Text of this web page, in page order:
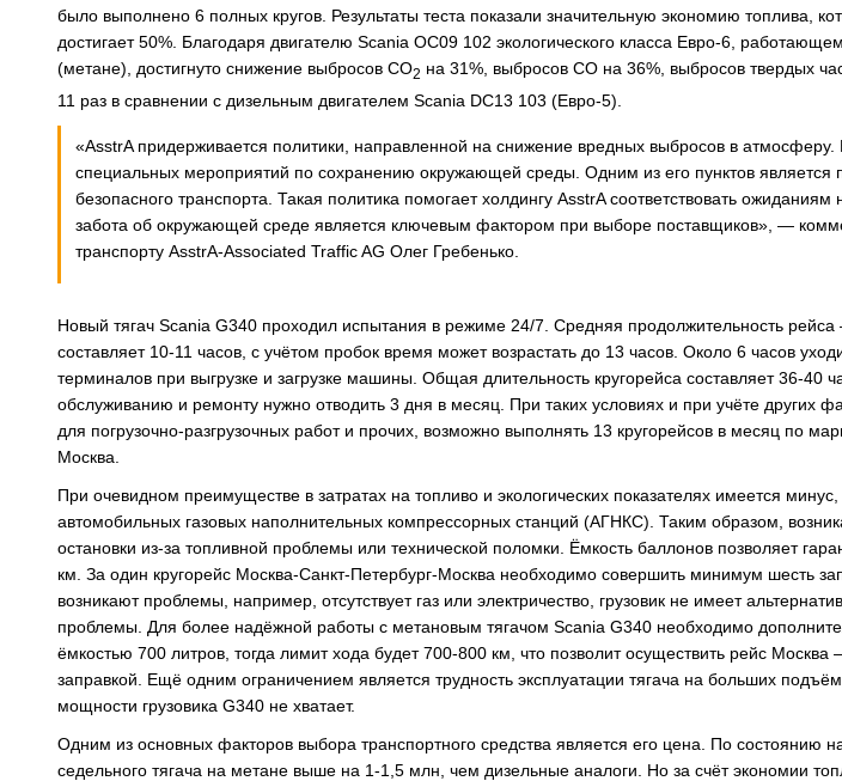
было выполнено 6 полных кругов. Результаты теста показали значительную экономию топлива,
достигает 50%. Благодаря двигателю Scania OC09 102 экологического класса Евро-6,
(метане), достигнуто снижение выбросов CO2 на 31%, выбросов СО на 36%, выбросов твердых
11 раз в сравнении с дизельным двигателем Scania DC13 103 (Евро-5).
«AsstrA придерживается политики, направленной на снижение вредных выбросов в атмосферу.
специальных мероприятий по сохранению окружающей среды. Одним из его пунктов является
безопасного транспорта. Такая политика помогает холдингу AsstrA соответствовать
забота об окружающей среде является ключевым фактором при выборе поставщиков», —
транспорту AsstrA-Associated Traffic AG Олег Гребенько.
Новый тягач Scania G340 проходил испытания в режиме 24/7. Средняя продолжительность
составляет 10-11 часов, с учётом пробок время может возрастать до 13 часов. Около 6 часов
терминалов при выгрузке и загрузке машины. Общая длительность кругорейса составляет 36-40
обслуживанию и ремонту нужно отводить 3 дня в месяц. При таких условиях и при учёте других
для погрузочно-разгрузочных работ и прочих, возможно выполнять 13 кругорейсов в месяц по
Москва.
При очевидном преимуществе в затратах на топливо и экологических показателях имеется
автомобильных газовых наполнительных компрессорных станций (АГНКС). Таким образом,
остановки из-за топливной проблемы или технической поломки. Ёмкость баллонов позволяет
км. За один кругорейс Москва-Санкт-Петербург-Москва необходимо совершить минимум шесть
возникают проблемы, например, отсутствует газ или электричество, грузовик не имеет
проблемы. Для более надёжной работы с метановым тягачом Scania G340 необходимо
ёмкостью 700 литров, тогда лимит хода будет 700-800 км, что позволит осуществить рейс
заправкой. Ещё одним ограничением является трудность эксплуатации тягача на больших
мощности грузовика G340 не хватает.
Одним из основных факторов выбора транспортного средства является его цена. По состоянию
седельного тягача на метане выше на 1-1,5 млн, чем дизельные аналоги. Но за счёт экономии